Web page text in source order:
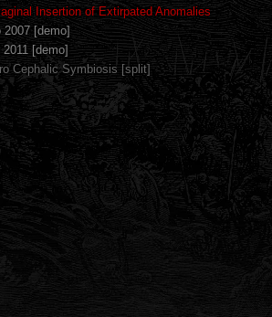
Insertion of Extirpated Anomalies
2007 [demo]
[demo]
Cephalic Symbiosis [split]